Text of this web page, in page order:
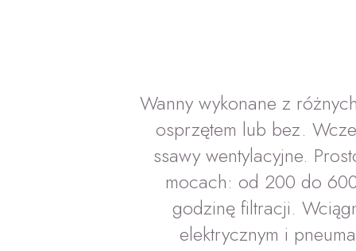
Wanny wykonane z
osprzętem lub bez.
ssawy wentylacyjne.
mocach: od 200 do
godzinę filtracji.
elektrycznym i